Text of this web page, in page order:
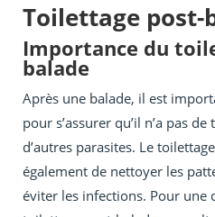
Toilettage post-
Importance du
balade
Après une balade, il est
pour s’assurer qu’il n’a pas
d’autres parasites. Le
également de nettoyer les
éviter les infections. Pour une